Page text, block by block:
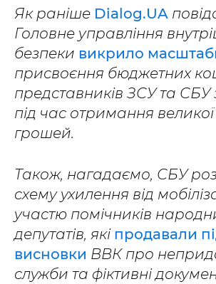
Як раніше Dialog.UA
Головне управління
безпеки викрило
присвоєння бюджетних
представників ЗСУ та
під час отримання
грошей.
Також, нагадаємо, СБУ
схему ухилення від
участю помічників
депутатів, які продавали
висновки ВВК про
служби та фіктивні